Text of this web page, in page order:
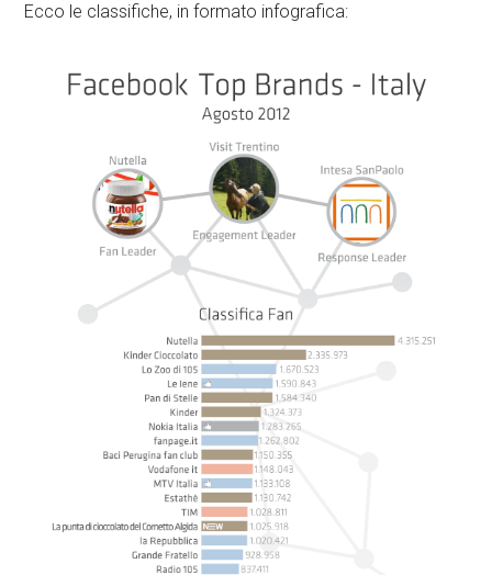
Ecco le classifiche, in formato infografica: